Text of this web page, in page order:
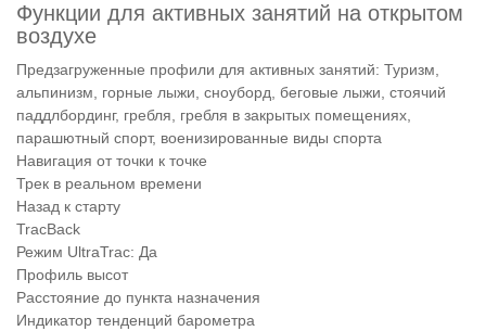
Функции для активных занятий на открытом
воздухе
Предзагруженные профили для активных занятий: Туризм,
альпинизм, горные лыжи, сноуборд, беговые лыжи, стоячий
паддлбординг, гребля, гребля в закрытых помещениях,
парашютный спорт, военизированные виды спорта
Навигация от точки к точке
Трек в реальном времени
Назад к старту
TracBack
Режим UltraTrac: Да
Профиль высот
Расстояние до пункта назначения
Индикатор тенденций барометра